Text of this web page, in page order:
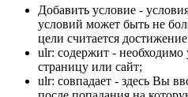
Добавить условие -
условий может быть не
цели считается
ulr: содержит - необходимо
страницу или сайт;
ulr: совпадает - здесь Вы